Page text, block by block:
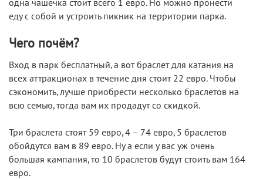
одна чашечка стоит всего 1 евро. Но можно пронести
еду с собой и устроить пикник на территории парка.
Чего почём?
Вход в парк бесплатный, а вот браслет для катания на
всех аттракционах в течение дня стоит 22 евро. Чтобы
сэкономить, лучше приобрести несколько браслетов на
всю семью, тогда вам их продадут со скидкой.
Три браслета стоят 59 евро, 4 – 74 евро, 5 браслетов
обойдутся вам в 89 евро. Ну а если у вас уж очень
большая кампания, то 10 браслетов будут стоить вам 164
евро.